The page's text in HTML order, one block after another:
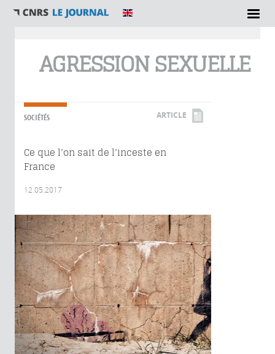
AGRESSION SEXUELLE
SOCIÉTÉS ARTICLE
Ce que l’on sait de l’inceste en
France
12.05.2017